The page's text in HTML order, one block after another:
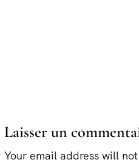
Laisser un
Your email address will